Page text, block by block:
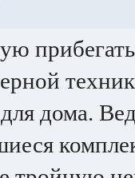
дома.